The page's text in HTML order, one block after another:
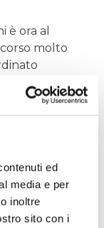
ed
media e per
inoltre
sito con i
è ora al
molto
è lo
lo